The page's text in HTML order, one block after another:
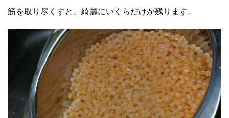
筋を取り尽くすと、綺麗にいくらだけが残ります。